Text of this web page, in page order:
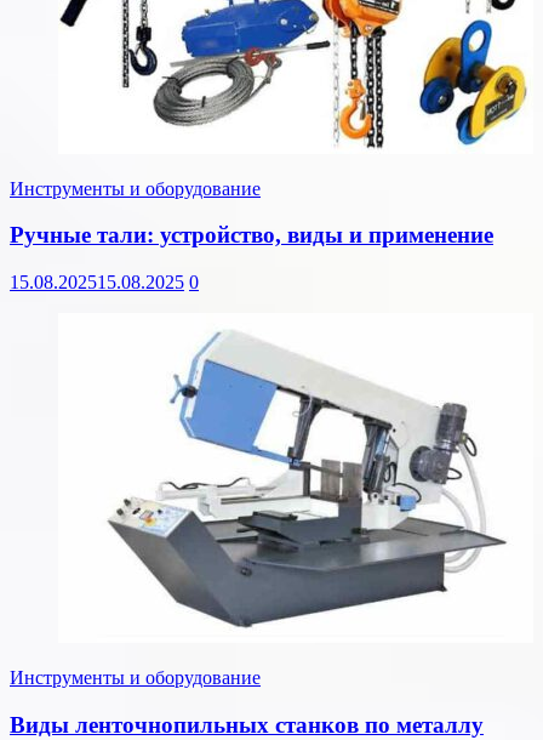
Инструменты и оборудование
Ручные тали: устройство, виды и применение
15.08.202515.08.2025 0
Инструменты и оборудование
Виды ленточнопильных станков по металлу